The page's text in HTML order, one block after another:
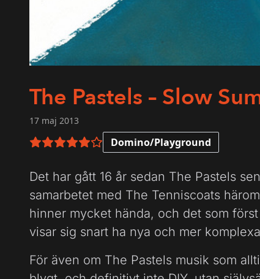
The Pastels – Slow
17 maj 2013
5 av 6 i betyg Domino/Playground
Det har gått 16 år sedan The Pastels
samarbetet med The Tenniscoats
hinner mycket hända, och det som
visar sig snart ha nya och mer
För även om The Pastels musik som